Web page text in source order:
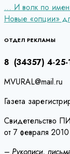
Навигация
по
записям
… И волк по
Новые «опции»
ОТДЕЛ РЕКЛАМЫ
8 (34357) 4-25-
MVURAL@mail.ru
Газета
Свидетельство
от 7 февраля